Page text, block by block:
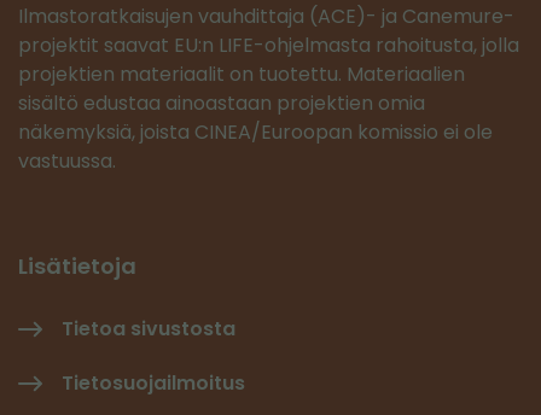
Ilmastoratkaisujen vauhdittaja (ACE)- ja Canemure-
projektit saavat EU:n LIFE-ohjelmasta rahoitusta, jolla
projektien materiaalit on tuotettu. Materiaalien
sisältö edustaa ainoastaan projektien omia
näkemyksiä, joista CINEA/Euroopan komissio ei ole
vastuussa.
Lisätietoja
Tietoa sivustosta
Tietosuojailmoitus